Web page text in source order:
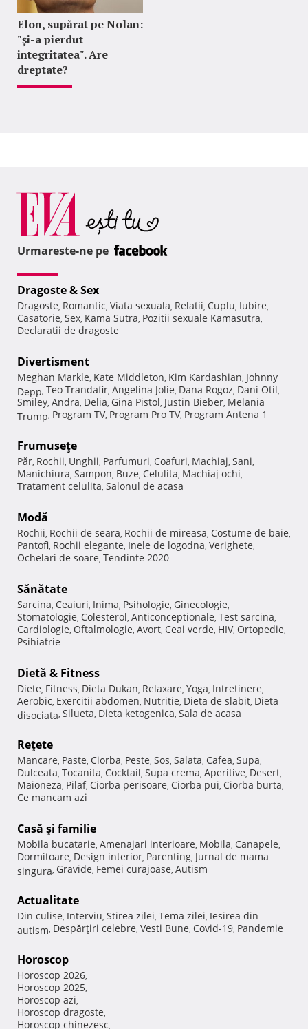
Elon, supărat pe Nolan:
"şi-a pierdut
integritatea". Are
dreptate?
Urmareste-ne pe
Dragoste & Sex
Dragoste, Romantic, Viata sexuala, Relatii, Cuplu, Iubire,
Casatorie, Sex, Kama Sutra, Pozitii sexuale Kamasutra,
Declaratii de dragoste
Divertisment
Meghan Markle, Kate Middleton, Kim Kardashian, Johnny
Depp, Teo Trandafir, Angelina Jolie, Dana Rogoz, Dani Otil,
Smiley, Andra, Delia, Gina Pistol, Justin Bieber, Melania
Trump, Program TV, Program Pro TV, Program Antena 1
Frumuseţe
Păr, Rochii, Unghii, Parfumuri, Coafuri, Machiaj, Sani,
Manichiura, Sampon, Buze, Celulita, Machiaj ochi,
Tratament celulita, Salonul de acasa
Modă
Rochii, Rochii de seara, Rochii de mireasa, Costume de baie,
Pantofi, Rochii elegante, Inele de logodna, Verighete,
Ochelari de soare, Tendinte 2020
Sănătate
Sarcina, Ceaiuri, Inima, Psihologie, Ginecologie,
Stomatologie, Colesterol, Anticonceptionale, Test sarcina,
Cardiologie, Oftalmologie, Avort, Ceai verde, HIV, Ortopedie,
Psihiatrie
Dietă & Fitness
Diete, Fitness, Dieta Dukan, Relaxare, Yoga, Intretinere,
Aerobic, Exercitii abdomen, Nutritie, Dieta de slabit, Dieta
disociata, Silueta, Dieta ketogenica, Sala de acasa
Reţete
Mancare, Paste, Ciorba, Peste, Sos, Salata, Cafea, Supa,
Dulceata, Tocanita, Cocktail, Supa crema, Aperitive, Desert,
Maioneza, Pilaf, Ciorba perisoare, Ciorba pui, Ciorba burta,
Ce mancam azi
Casă şi familie
Mobila bucatarie, Amenajari interioare, Mobila, Canapele,
Dormitoare, Design interior, Parenting, Jurnal de mama
singura, Gravide, Femei curajoase, Autism
Actualitate
Din culise, Interviu, Stirea zilei, Tema zilei, Iesirea din
autism, Despărţiri celebre, Vesti Bune, Covid-19, Pandemie
Horoscop
Horoscop 2026,
Horoscop 2025,
Horoscop azi,
Horoscop dragoste,
Horoscop chinezesc,